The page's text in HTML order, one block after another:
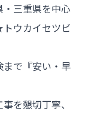
三重県を中心
ウカイセツビ
で『安い・早
を懇切丁寧、